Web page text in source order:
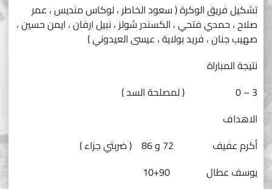
تشكيل فريق الوكرة ( سعود الخاطر ، لوكاس منديس ، عمر
صلاح ، حمدي فتحي ، الكسندر شولز ، نبيل ارفان ، ايمن حسين ،
صهيب جنان ، فريد بولاية ، عيسى العيدوني )
نتيجة المباراة
3 – 0 ( لمصلحة السد )
الاهداف
أكرم عفيف 72 و 86 ( ضربتي جزاء )
يوسف عطال 90+10